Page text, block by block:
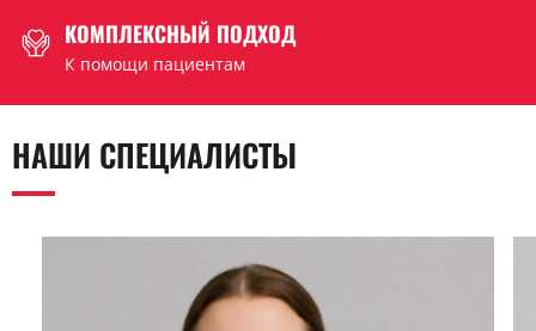
КОМПЛЕКСНЫЙ ПОДХОД
К помощи пациентам
НАШИ СПЕЦИАЛИСТЫ